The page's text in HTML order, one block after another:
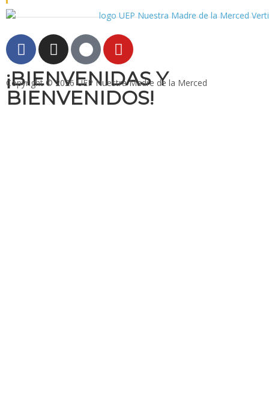
¡BIENVENIDAS Y
BIENVENIDOS!
Copyright © 2026 UEP Nuestra Madre de la Merced